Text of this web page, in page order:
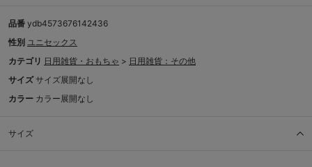
品番 ydb4573676142436
性別 ユニセックス
カテゴリ 日用雑貨・おもちゃ > 日用雑貨：その他
サイズ サイズ展開なし
カラー カラー展開なし
サイズ